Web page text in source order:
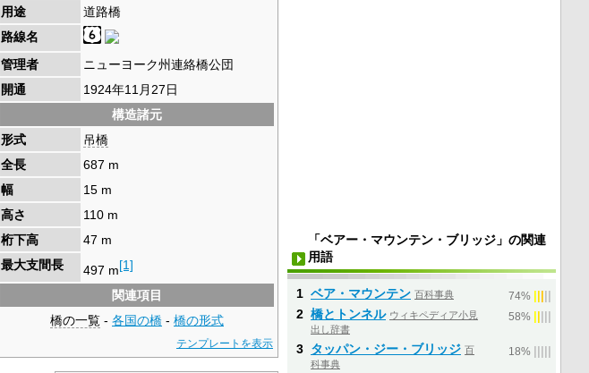
用途
道路橋
路線名
管理者
ニューヨーク州連絡橋公団
開通
1924年11月27日
構造諸元
形式
吊橋
全長
687 m
幅
15 m
高さ
110 m
桁下高
47 m
最大支間長
497 m[1]
関連項目
橋の一覧 - 各国の橋 - 橋の形式
テンプレートを表示
「ベアー・マウンテン・ブリッジ」の関連
用語
1 ベア・マウンテン 百科事典 74%
2 橋とトンネル ウィキペディア小見
出し辞書
58%
3 タッパン・ジー・ブリッジ 百
科事典
18%